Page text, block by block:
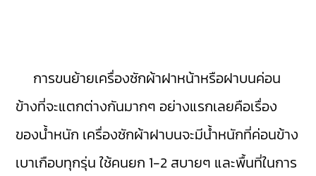
การขนย้ายเครื่องซักผ้าฝาหน้าหรือฝาบนค่อน
ข้างที่จะแตกต่างกันมากๆ อย่างแรกเลยคือเรื่อง
ของน้ำหนัก เครื่องซักผ้าฝาบนจะมีน้ำหนักที่ค่อนข้าง
เบาเกือบทุกรุ่น ใช้คนยก 1-2 สบายๆ และพื้นที่ในการ